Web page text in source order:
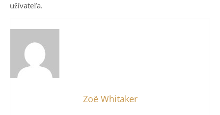
užívateľa.
Zoë Whitaker